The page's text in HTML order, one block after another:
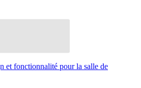
et fonctionnalité pour la salle de